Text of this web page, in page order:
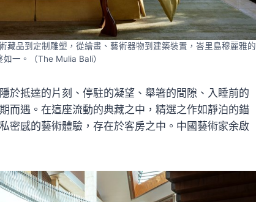
藏品到定制雕塑，從繪畫、藝術器物到建築裝置，峇里島穆麗雅的
如一。（The Mulia Bali）
於抵達的片刻、停駐的凝望、舉箸的間隙、入睡前的
而遇。在這座流動的典藏之中，精選之作如靜泊的錨
密感的藝術體驗，存在於客房之中。中國藝術家余啟